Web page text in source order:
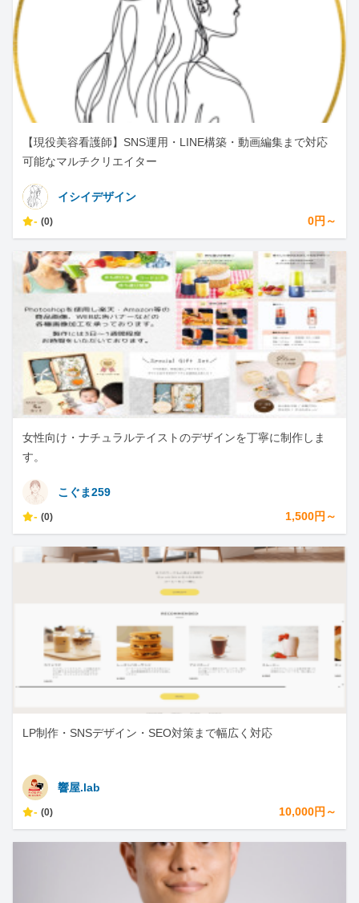
【現役美容看護師】SNS運用・LINE構築・動画編集まで対応
可能なマルチクリエイター
イシイデザイン
- (0) 0円～
女性向け・ナチュラルテイストのデザインを丁寧に制作しま
す。
こぐま259
- (0) 1,500円～
LP制作・SNSデザイン・SEO対策まで幅広く対応
響屋.lab
- (0) 10,000円～